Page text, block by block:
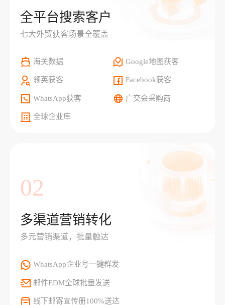
全平台搜索客户
七大外贸获客场景全覆盖
海关数据 Google地图获客
领英获客 Facebook获客
WhatsApp获客 广交会采购商
全球企业库
02
多渠道营销转化
多元营销渠道，批量触达
WhatsApp企业号一键群发
邮件EDM全球批量发送
线下邮寄宣传册100%送达